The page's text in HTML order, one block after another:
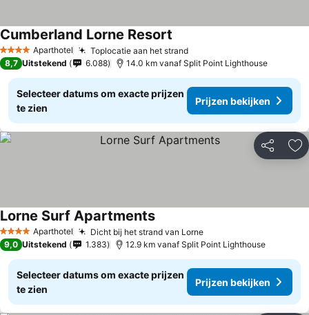
4 SterrenAparthotel Toplocatie aan het strand
Cumberland Lorne Resort
8,7 Uitstekend 6.088 14.0 km vanaf Split Point Lighthouse
Selecteer datums om exacte prijzen
te zien
Prijzen bekijken
Delen
4 SterrenAparthotel Dicht bij het strand van Lorne
Lorne Surf Apartments
9,0 Uitstekend 1.383 12.9 km vanaf Split Point Lighthouse
Selecteer datums om exacte prijzen
te zien
Prijzen bekijken